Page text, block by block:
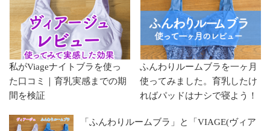
私がViageナイトブラを使っ
た口コミ｜育乳実感までの期
間を検証
ふんわりルームブラを一ヶ月
使ってみました。育乳したけ
ればパッドはナシで寝よう！
「ふんわりルームブラ」と「VIAGE(ヴィア